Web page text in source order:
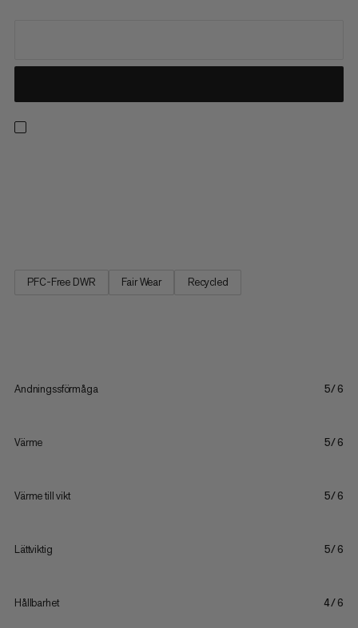
PFC-Free DWR Fair Wear Recycled
Andningssförmåga 5/6
Värme 5/6
Värme till vikt 5/6
Lättviktig 5/6
Hållbarhet 4/6